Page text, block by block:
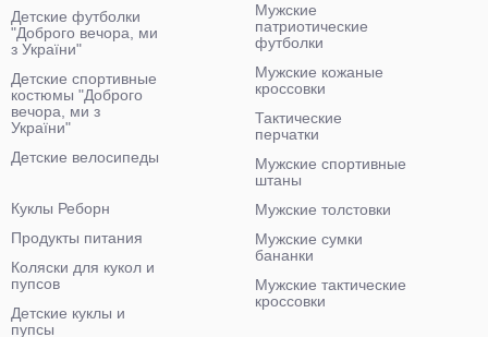
Детские футболки
"Доброго вечора, ми
з України"
Детские спортивные
костюмы "Доброго
вечора, ми з
України"
Детские велосипеды
Мужские
патриотические
футболки
Мужские кожаные
кроссовки
Тактические
перчатки
Мужские спортивные
штаны
Мужские толстовки
Мужские сумки
бананки
Мужские тактические
кроссовки
Куклы Реборн
Продукты питания
Коляски для кукол и
пупсов
Детские куклы и
пупсы